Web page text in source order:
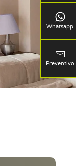
Whatsapp
Preventivo